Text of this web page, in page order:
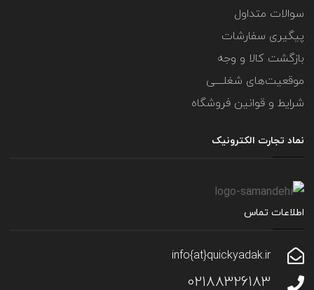
سوالات متداول
پیگیری سفارشات
بازگشت کالا و وجه
موقعیت‌های شغلــــی
شرایط و قوانین فروشگاه
نماد تجارت الکترونیک
اطلاعات تماس
info{at}quickyadak.ir
02188326183